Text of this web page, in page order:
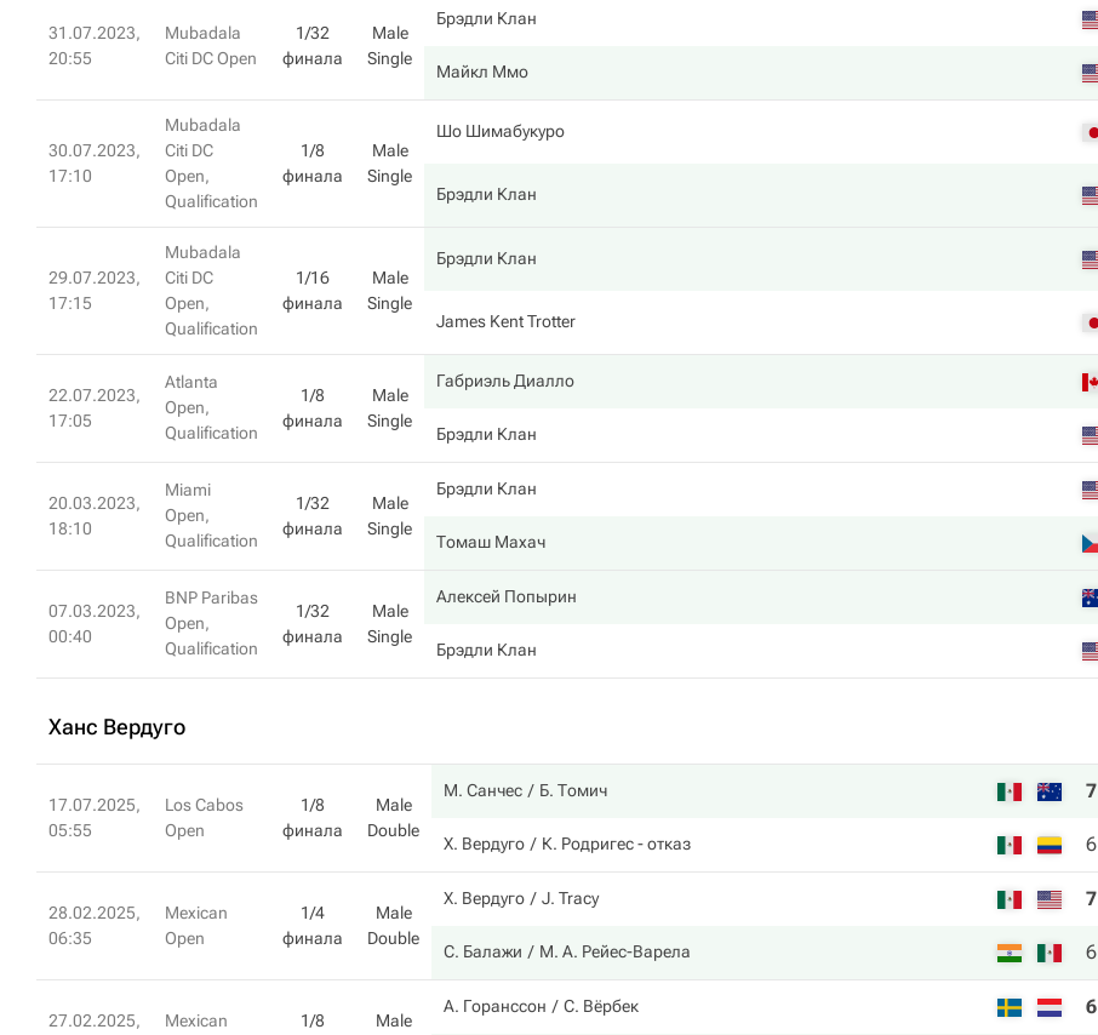
31.07.2023,
20:55
Mubadala
Citi DC Open
1/32
финала
Male
Single
Брэдли Клан
Майкл Ммо
30.07.2023,
17:10
Mubadala
Citi DC
Open,
Qualification
1/8
финала
Male
Single
Шо Шимабукуро
Брэдли Клан
29.07.2023,
17:15
Mubadala
Citi DC
Open,
Qualification
1/16
финала
Male
Single
Брэдли Клан
James Kent Trotter
22.07.2023,
17:05
Atlanta
Open,
Qualification
1/8
финала
Male
Single
Габриэль Диалло
Брэдли Клан
20.03.2023,
18:10
Miami
Open,
Qualification
1/32
финала
Male
Single
Брэдли Клан
Томаш Махач
07.03.2023,
00:40
BNP Paribas
Open,
Qualification
1/32
финала
Male
Single
Алексей Попырин
Брэдли Клан
Ханс Вердуго
17.07.2025,
05:55
Los Cabos
Open
1/8
финала
Male
Double
М. Санчес Б. Томич 7
Х. Вердуго К. Родригес- отказ 6
28.02.2025,
06:35
Mexican
Open
1/4
финала
Male
Double
Х. Вердуго J. Tracy 7
С. Балажи М. А. Рейес-Варела 6
27.02.2025,
Mexican
1/8
Male
А. Горанссон С. Вёрбек 6